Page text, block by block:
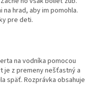
hrad, aby im pomohla.
pre deti.
na vodníka pomocou
je z premeny nešťastný a
späť. Rozprávka obsahuje